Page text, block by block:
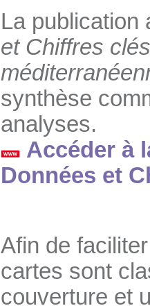
La
et Chiffres
synthèse
analyses.
Accéder à
Données et
Afin de
cartes sont
couverture et